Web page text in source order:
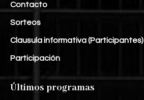
Contacto
Sorteos
Clausula informativa (Participantes)
Participación
Últimos programas